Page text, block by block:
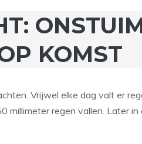
KOMST
Vrijwel elke dag valt er
millimeter regen vallen. Later